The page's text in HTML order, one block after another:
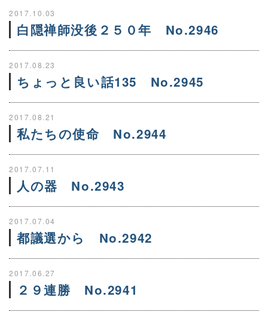
2017.10.03
白隠禅師没後２５０年 No.2946
2017.08.23
ちょっと良い話135 No.2945
2017.08.21
私たちの使命 No.2944
2017.07.11
人の器 No.2943
2017.07.04
都議選から No.2942
2017.06.27
２９連勝 No.2941